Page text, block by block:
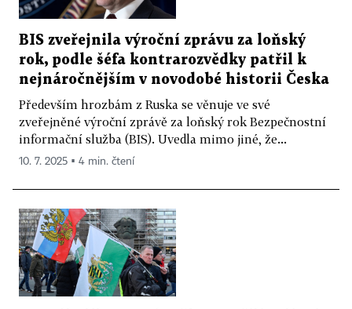
BIS zveřejnila výroční zprávu za loňský
rok, podle šéfa kontrarozvědky patřil k
nejnáročnějším v novodobé historii Česka
Především hrozbám z Ruska se věnuje ve své
zveřejněné výroční zprávě za loňský rok Bezpečnostní
informační služba (BIS). Uvedla mimo jiné, že...
10. 7. 2025 ▪ 4 min. čtení